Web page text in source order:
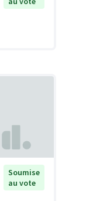
Soumise
au vote